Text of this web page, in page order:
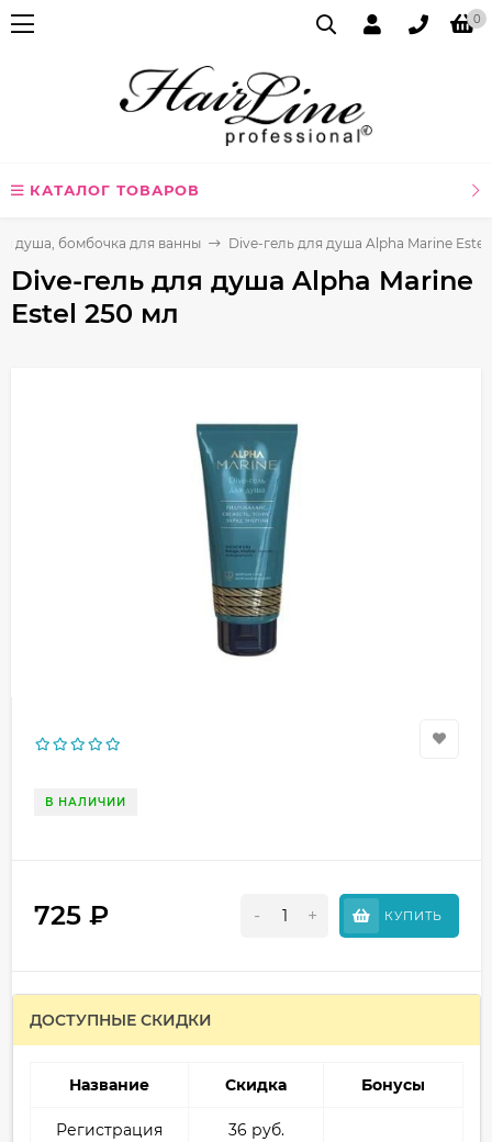
0
КАТАЛОГ ТОВАРОВ
душа, бомбочка для ванны Dive-гель для душа Alpha Marine Estel
Dive-гель для душа Alpha Marine
Estel 250 мл
В НАЛИЧИИ
725 ₽ - + КУПИТЬ
ДОСТУПНЫЕ СКИДКИ
Название Скидка Бонусы
Регистрация 36 руб.